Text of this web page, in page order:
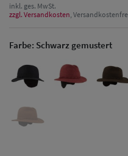
Herren Caps
inkl. ges. MwSt.
zzgl. Versandkosten ,
Farbe: Schwarz gemustert